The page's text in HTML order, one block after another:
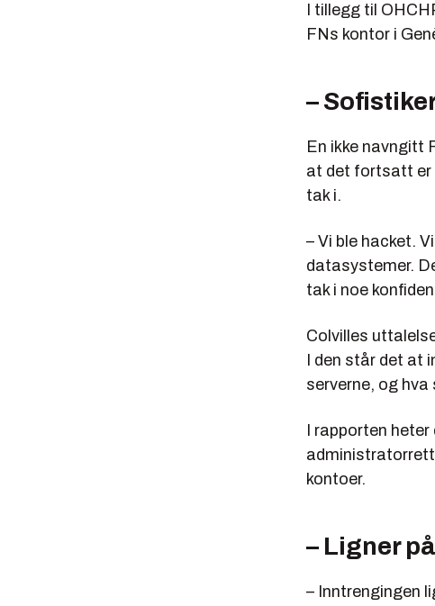
I tillegg til
FNs kontor i
–
En ikke navngitt
at det fortsatt er
tak i.
– Vi ble hacket.
datasystemer.
tak i noe
Colvilles
I den står det
serverne, og
I rapporten
kontoer.
– Ligner
– Inntrengingen